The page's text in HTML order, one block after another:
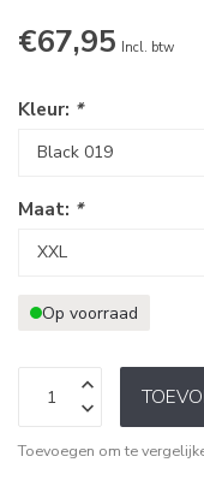
€67,95 Incl. btw
Kleur: *
Maat: *
Op voorraad
Toevoegen om te